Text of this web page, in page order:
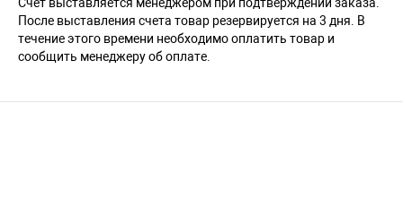
После выставления счета товар резервируется на 3 дня. В
течение этого времени необходимо оплатить товар и
сообщить менеджеру об оплате.